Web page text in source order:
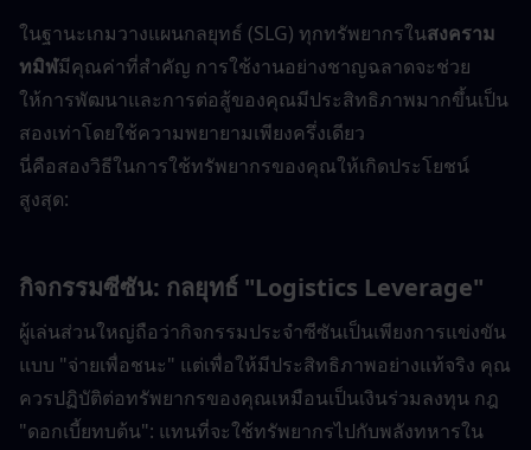
ในฐานะเกมวางแผนกลยุทธ์ (SLG) ทุกทรัพยากรในสงคราม
ทมิฬมีคุณค่าที่สำคัญ การใช้งานอย่างชาญฉลาดจะช่วย
ให้การพัฒนาและการต่อสู้ของคุณมีประสิทธิภาพมากขึ้นเป็น
สองเท่าโดยใช้ความพยายามเพียงครึ่งเดียว
นี่คือสองวิธีในการใช้ทรัพยากรของคุณให้เกิดประโยชน์
สูงสุด:
กิจกรรมซีซัน: กลยุทธ์ "Logistics Leverage"
ผู้เล่นส่วนใหญ่ถือว่ากิจกรรมประจำซีซันเป็นเพียงการแข่งขัน
แบบ "จ่ายเพื่อชนะ" แต่เพื่อให้มีประสิทธิภาพอย่างแท้จริง คุณ
ควรปฏิบัติต่อทรัพยากรของคุณเหมือนเป็นเงินร่วมลงทุน กฎ
"ดอกเบี้ยทบต้น": แทนที่จะใช้ทรัพยากรไปกับพลังทหารใน